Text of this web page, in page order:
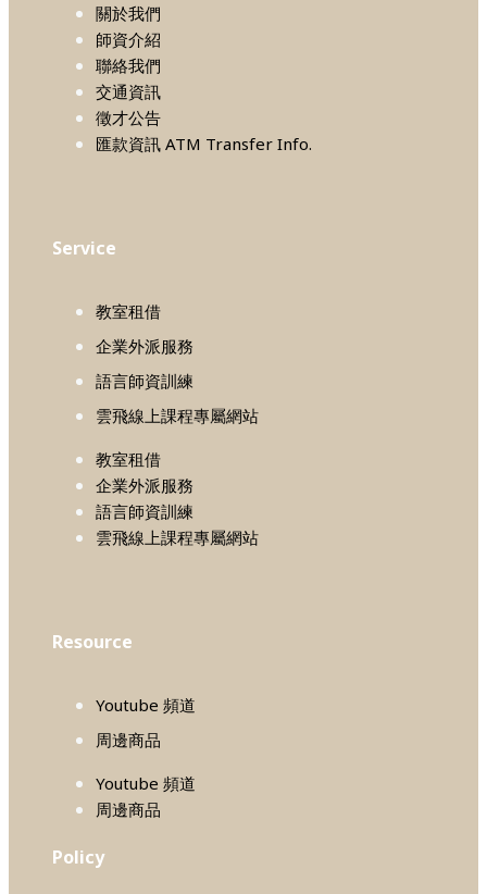
關於我們
師資介紹
聯絡我們
交通資訊
徵才公告
匯款資訊 ATM Transfer Info.
Service
教室租借
企業外派服務
語言師資訓練
雲飛線上課程專屬網站
教室租借
企業外派服務
語言師資訓練
雲飛線上課程專屬網站
Resource
Youtube 頻道
周邊商品
Youtube 頻道
周邊商品
Policy